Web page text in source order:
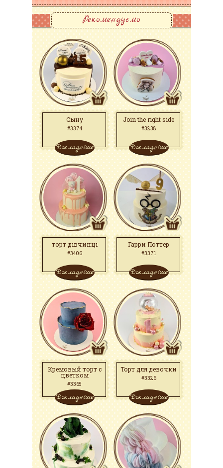
Рекомендуємо
Сыну
#3374
Докладніше
Join the right side
#3238
Докладніше
торт дівчинці
#3406
Докладніше
Гарри Поттер
#3371
Докладніше
Кремовый торт с
цветком
#3365
Докладніше
Торт для девочки
#3326
Докладніше